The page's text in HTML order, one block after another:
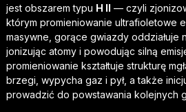
jest obszarem typu H II — czyli
którym promieniowanie ultrafioletowe
masywne, gorące gwiazdy oddziałuje
jonizując atomy i powodując silną
promieniowanie kształtuje strukturę
brzegi, wypycha gaz i pył, a także
prowadzić do powstawania kolejnych